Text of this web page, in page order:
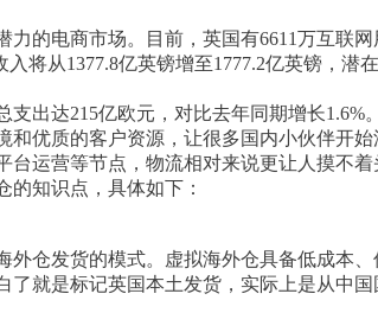
的电商市场。目前，英国有6611万互联网
将从1377.8亿英镑增至1777.2亿英镑，潜
出达215亿欧元，对比去年同期增长
和优质的客户资源，让很多国内小伙伴开
台运营等节点，物流相对来说更让人摸不
知识点，具体如下：
仓发货的模式。虚拟海外仓具备低成本
了就是标记英国本土发货，实际上是从中